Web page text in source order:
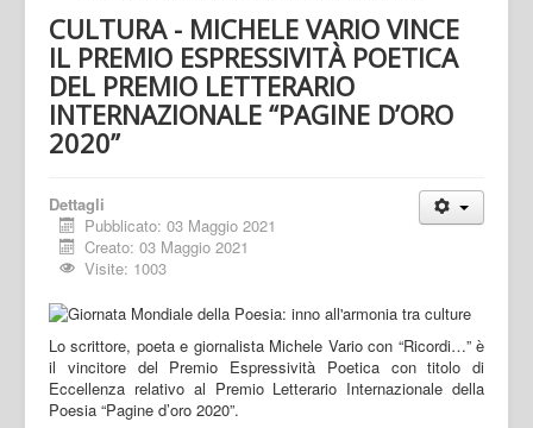
CULTURA - MICHELE VARIO VINCE
IL PREMIO ESPRESSIVITÀ POETICA
DEL PREMIO LETTERARIO
INTERNAZIONALE “PAGINE D’ORO
2020”
Dettagli
Pubblicato: 03 Maggio 2021
Creato: 03 Maggio 2021
Visite: 1003
Lo scrittore, poeta e giornalista Michele Vario con “Ricordi…” è
il vincitore del Premio Espressività Poetica con titolo di
Eccellenza relativo al Premio Letterario Internazionale della
Poesia “Pagine d’oro 2020”.